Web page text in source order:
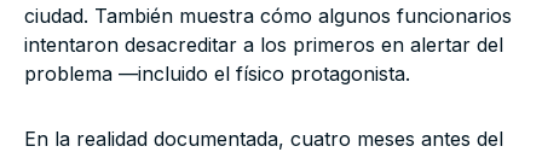
ciudad. También muestra cómo algunos funcionarios
intentaron desacreditar a los primeros en alertar del
problema —incluido el físico protagonista.
En la realidad documentada, cuatro meses antes del